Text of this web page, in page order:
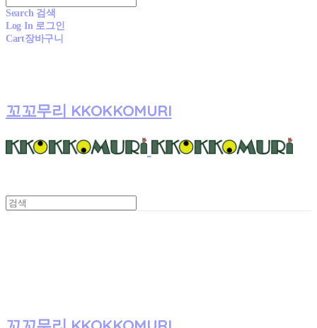
Search 검색
Log In 로그인
Cart장바구니
꼬꼬무리 KKOKKOMURI